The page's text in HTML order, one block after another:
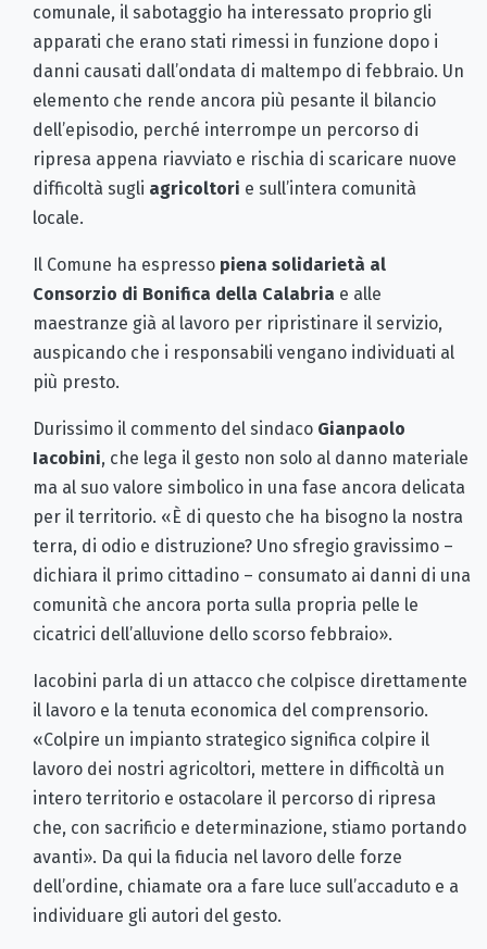
comunale, il sabotaggio ha interessato proprio gli
apparati che erano stati rimessi in funzione dopo i
danni causati dall’ondata di maltempo di febbraio. Un
elemento che rende ancora più pesante il bilancio
dell’episodio, perché interrompe un percorso di
ripresa appena riavviato e rischia di scaricare nuove
difficoltà sugli agricoltori e sull’intera comunità
locale.
Il Comune ha espresso piena solidarietà al
Consorzio di Bonifica della Calabria e alle
maestranze già al lavoro per ripristinare il servizio,
auspicando che i responsabili vengano individuati al
più presto.
Durissimo il commento del sindaco Gianpaolo
Iacobini, che lega il gesto non solo al danno materiale
ma al suo valore simbolico in una fase ancora delicata
per il territorio. «È di questo che ha bisogno la nostra
terra, di odio e distruzione? Uno sfregio gravissimo –
dichiara il primo cittadino – consumato ai danni di una
comunità che ancora porta sulla propria pelle le
cicatrici dell’alluvione dello scorso febbraio».
Iacobini parla di un attacco che colpisce direttamente
il lavoro e la tenuta economica del comprensorio.
«Colpire un impianto strategico significa colpire il
lavoro dei nostri agricoltori, mettere in difficoltà un
intero territorio e ostacolare il percorso di ripresa
che, con sacrificio e determinazione, stiamo portando
avanti». Da qui la fiducia nel lavoro delle forze
dell’ordine, chiamate ora a fare luce sull’accaduto e a
individuare gli autori del gesto.